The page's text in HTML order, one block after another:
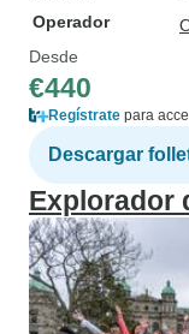
Operador
Desde
€440
Regístrate para
Descargar
Explorador